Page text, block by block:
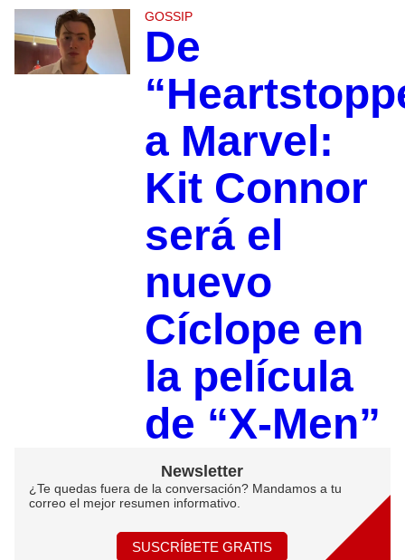
GOSSIP
De
a Marvel:
Kit Connor
será el
nuevo
Cíclope en
la película
de “X-Men”
Newsletter
¿Te quedas fuera de la conversación? Mandamos a tu
correo el mejor resumen informativo.
SUSCRÍBETE GRATIS